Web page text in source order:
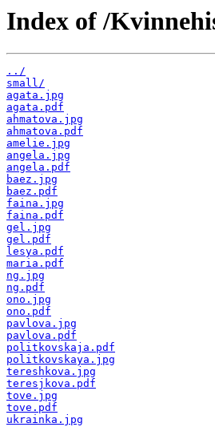
Index of /
../
small/
agata.jpg
agata.pdf
ahmatova.jpg
ahmatova.pdf
amelie.jpg
angela.jpg
angela.pdf
baez.jpg
baez.pdf
faina.jpg
faina.pdf
gel.jpg
gel.pdf
lesya.pdf
maria.pdf
ng.jpg
ng.pdf
ono.jpg
ono.pdf
pavlova.jpg
pavlova.pdf
politkovskaja.pdf
politkovskaya.jpg
tereshkova.jpg
teresjkova.pdf
tove.jpg
tove.pdf
ukrainka.jpg